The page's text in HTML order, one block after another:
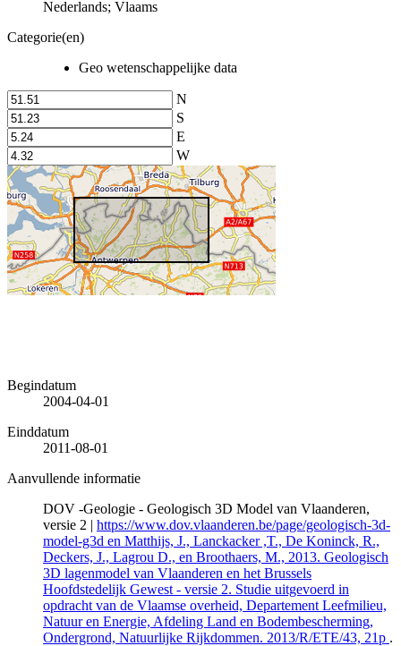
Nederlands; Vlaams
Categorie(en)
Geo wetenschappelijke data
N
S
E
W
Begindatum
2004-04-01
Einddatum
2011-08-01
Aanvullende informatie
DOV -Geologie - Geologisch 3D Model van Vlaanderen,
versie 2 | https://www.dov.vlaanderen.be/page/geologisch-3d-
model-g3d en Matthijs, J., Lanckacker ,T., De Koninck, R.,
Deckers, J., Lagrou D., en Broothaers, M., 2013. Geologisch
3D lagenmodel van Vlaanderen en het Brussels
Hoofdstedelijk Gewest - versie 2. Studie uitgevoerd in
opdracht van de Vlaamse overheid, Departement Leefmilieu,
Natuur en Energie, Afdeling Land en Bodembescherming,
Ondergrond, Natuurlijke Rijkdommen. 2013/R/ETE/43, 21p .